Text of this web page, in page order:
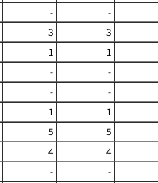
- -
3 3
1 1
- -
- -
1 1
5 5
4 4
- -